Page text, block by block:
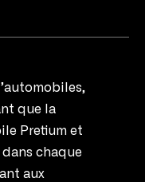
que la
Pretium et
chaque
aux